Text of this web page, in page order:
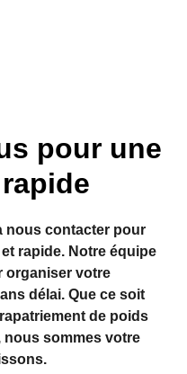
pour une
nous contacter pour
rapide. Notre équipe
organiser votre
délai. Que ce soit
de poids
nous sommes votre